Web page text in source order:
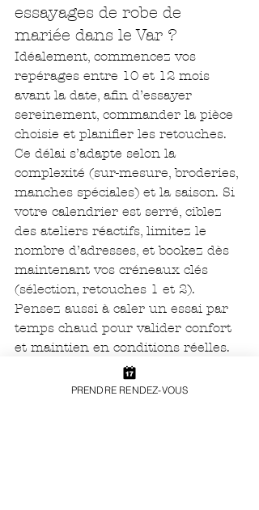
essayages de robe de
mariée dans le Var ?
Idéalement, commencez vos
repérages entre 10 et 12 mois
avant la date, afin d’essayer
sereinement, commander la pièce
choisie et planifier les retouches.
Ce délai s’adapte selon la
complexité (sur-mesure, broderies,
manches spéciales) et la saison. Si
votre calendrier est serré, ciblez
des ateliers réactifs, limitez le
nombre d’adresses, et bookez dès
maintenant vos créneaux clés
(sélection, retouches 1 et 2).
Pensez aussi à caler un essai par
temps chaud pour valider confort
et maintien en conditions réelles.
Comment choisir une robe
PRENDRE RENDEZ-VOUS